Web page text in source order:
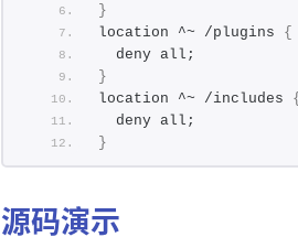
}
location ^~ /plugins {
  deny all;
}
location ^~ /includes
  deny all;
}
源码演示